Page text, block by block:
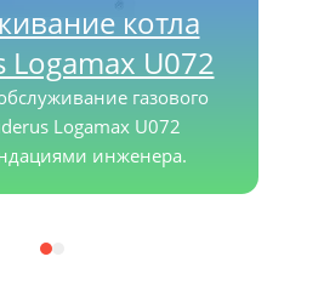
котла
Logamax U072
газового
Logamax U072
инженера.